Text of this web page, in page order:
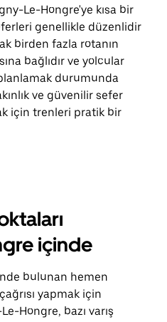
Le-Hongre'ye kısa bir
genellikle düzenlidir
birden fazla rotanın
bağlıdır ve yolcular
durumunda
ve güvenilir sefer
için trenleri pratik bir
içinde
bulunan hemen
yapmak için
Hongre, bazı varış